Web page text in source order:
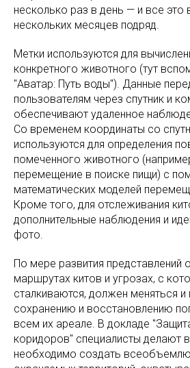
несколько раз в день — и все это
нескольких месяцев подряд.
Метки используются для
конкретного животного (тут
"Аватар: Путь воды"). Данные
пользователям через спутник и
обеспечивают удаленное
Со временем координаты со
используются для определения
помеченного животного
перемещение в поиске пищи) с
математических моделей
Кроме того, для отслеживания
дополнительные наблюдения и
фото.
По мере развития представлений
маршрутах китов и угрозах, с
сталкиваются, должен меняться и
сохранению и восстановлению
всем их ареале. В докладе
коридоров" специалисты делают
необходимо создать